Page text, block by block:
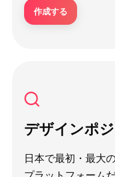
作成する
デザインポ
日本で最初・最大